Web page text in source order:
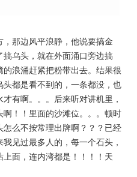
那边风平浪静，他说要搞金
乌头，就在外面涌口旁边搞
浪涌赶紧把粉带出去。结果很
都是看不到的，一条都没，也
有啊。。。后来听对讲机里，
！！里面的沙滩位。。。顿时
么不按常理出牌啊？？？已经
见过最多人的，每一个石头，
上面，连内湾都是！！！！天